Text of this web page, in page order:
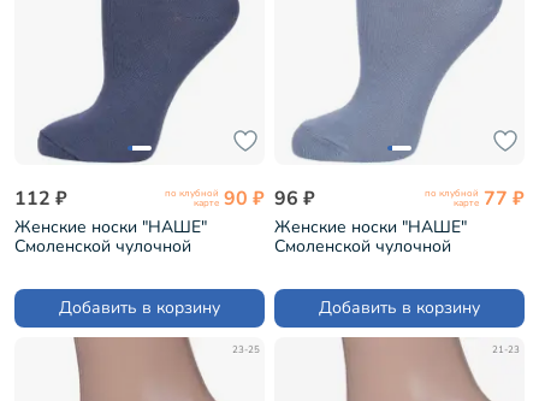
112 ₽ по клубной
карте 90 ₽
Женские носки "НАШЕ"
Смоленской чулочной
№53-1 (2С7)
Добавить в корзину
96 ₽ по клубной
карте 77 ₽
Женские носки "НАШЕ"
Смоленской чулочной
СЕРЫЕ №54 (2С7)
Добавить в корзину
23-25 21-23